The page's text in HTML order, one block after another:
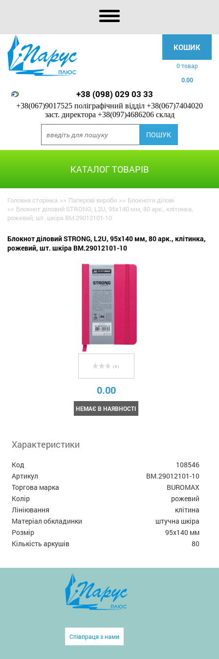
КОШИК
0 товар
0.00
+38 (098) 029 03 33
+38(067)9017525 поліграфічний відділ +38(067)7404020
заст. директора +38(097)4686206 склад
КАТАЛОГ ТОВАРІВ
Головна сторінка >> Паперові вироби >> Блокноти ділові
>> Блокнот діловий STRONG, L2U, 95x140 мм, 80 арк., клітинка,
рожевий, шт. шкіра BM.29012101-10
Блокнот діловий STRONG, L2U, 95x140 мм, 80 арк., клітинка,
рожевий, шт. шкіра BM.29012101-10
( 0 )
0.00
НЕМАЄ В НАЯВНОСТІ
Характеристики
Код
108546
Артикул
BM.29012101-10
Торгова марка
BUROMAX
Колір
рожевий
Лініювання
клітина
Матеріал обкладинки
штучна шкіра
Розмір
95x140 мм
Кількість аркушів
80
Співпраця з нами